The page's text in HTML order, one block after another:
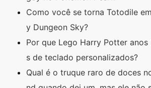
Como você se torna Totodile
y Dungeon Sky?
Por que Lego Harry Potter anos
s de teclado personalizados?
Qual é o truque raro de doces